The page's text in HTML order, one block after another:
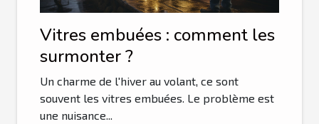
Vitres embuées : comment les
surmonter ?
Un charme de l'hiver au volant, ce sont
souvent les vitres embuées. Le problème est
une nuisance...